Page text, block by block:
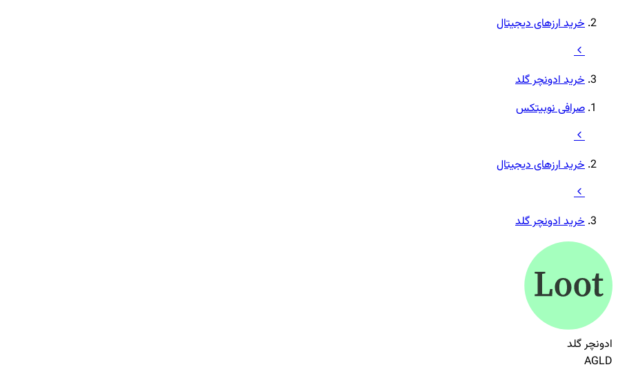
خرید ارزهای دیجیتال
خرید ادونچر گلد
صرافی نوبیتکس
خرید ارزهای دیجیتال
خرید ادونچر گلد
ادونچر گلد
AGLD